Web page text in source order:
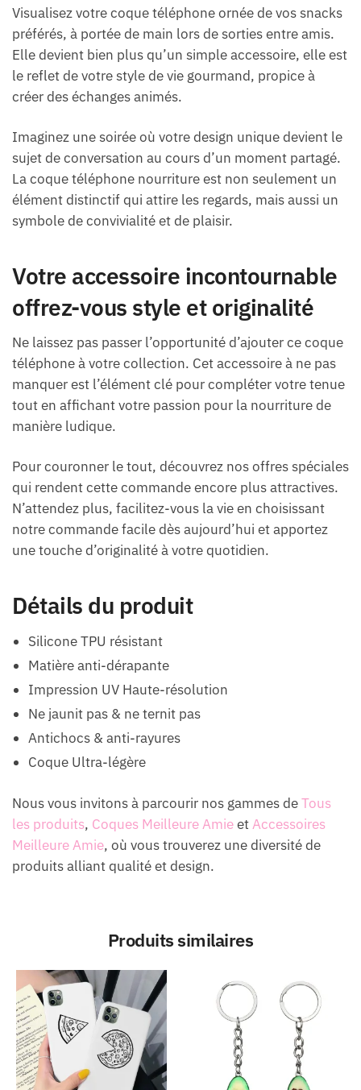
Visualisez votre coque téléphone ornée de vos snacks
préférés, à portée de main lors de sorties entre amis.
Elle devient bien plus qu’un simple accessoire, elle est
le reflet de votre style de vie gourmand, propice à
créer des échanges animés.
Imaginez une soirée où votre design unique devient le
sujet de conversation au cours d’un moment partagé.
La coque téléphone nourriture est non seulement un
élément distinctif qui attire les regards, mais aussi un
symbole de convivialité et de plaisir.
Votre accessoire incontournable
offrez-vous style et originalité
Ne laissez pas passer l’opportunité d’ajouter ce coque
téléphone à votre collection. Cet accessoire à ne pas
manquer est l’élément clé pour compléter votre tenue
tout en affichant votre passion pour la nourriture de
manière ludique.
Pour couronner le tout, découvrez nos offres spéciales
qui rendent cette commande encore plus attractives.
N’attendez plus, facilitez-vous la vie en choisissant
notre commande facile dès aujourd’hui et apportez
une touche d’originalité à votre quotidien.
Détails du produit
Silicone TPU résistant
Matière anti-dérapante
Impression UV Haute-résolution
Ne jaunit pas & ne ternit pas
Antichocs & anti-rayures
Coque Ultra-légère
Nous vous invitons à parcourir nos gammes deTous
les produits, Coques Meilleure AmieetAccessoires
Meilleure Amie, où vous trouverez une diversité de
produits alliant qualité et design.
Produits similaires